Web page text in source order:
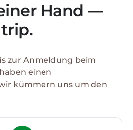
Hand —
zur Anmeldung beim
einen
kümmern uns um den